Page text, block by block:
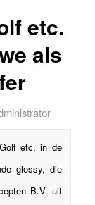
etc.
als
etc. in de
glossy, die
B.V. uit